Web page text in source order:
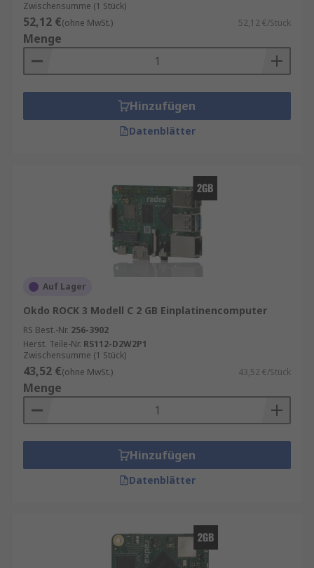
Zwischensumme (1 Stück)
52,12 €(ohne MwSt.) 52,12 €/Stück
Menge
Hinzufügen
Datenblätter
Auf Lager
Okdo ROCK 3 Modell C 2 GB Einplatinencomputer
RS Best.-Nr. 256-3902
Herst. Teile-Nr. RS112-D2W2P1
Zwischensumme (1 Stück)
43,52 €(ohne MwSt.) 43,52 €/Stück
Menge
Hinzufügen
Datenblätter